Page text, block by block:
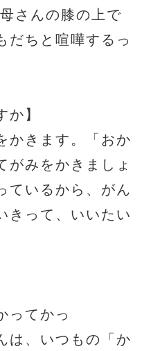
さんの膝の上で
だちと喧嘩するっ
】
かきます。「おか
がみをかきましょ
ているから、がん
きって、いいたい
ってかっ
は、いつもの「か